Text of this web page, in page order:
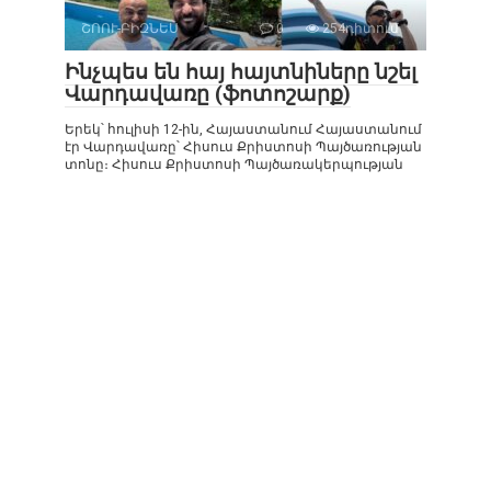
ՇՈՈՒ-ԲԻԶՆԵՍ 0 254դիտում
Ինչպես են հայ հայտնիները նշել
Վարդավառը (ֆոտոշարք)
Երեկ՝ հուլիսի 12-ին, Հայաստանում Հայաստանում
էր Վարդավառը՝ Հիսուս Քրիստոսի Պայծառության
տոնը։ Հիսուս Քրիստոսի Պայծառակերպության